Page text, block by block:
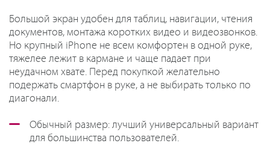
Большой экран удобен для таблиц, навигации, чтения
документов, монтажа коротких видео и видеозвонков.
Но крупный iPhone не всем комфортен в одной руке,
тяжелее лежит в кармане и чаще падает при
неудачном хвате. Перед покупкой желательно
подержать смартфон в руке, а не выбирать только по
диагонали.
Обычный размер: лучший универсальный вариант
для большинства пользователей.